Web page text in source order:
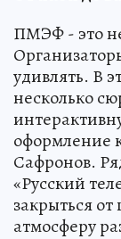
ПМЭФ - это
удивлять. В
несколько
оформление
Сафронов.
«Русский
закрыться
атмосферу